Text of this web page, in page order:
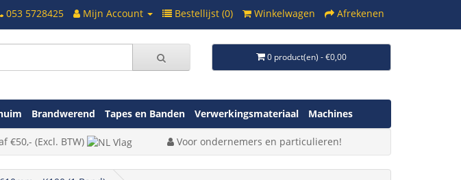
053 5728425 Mijn Account Bestellijst (0) Winkelwagen Afrekenen
0 product(en) - €0,00
Brandwerend Tapes en Banden Verwerkingsmateriaal Machines
€50,- (Excl. BTW) Voor ondernemers en particulieren!